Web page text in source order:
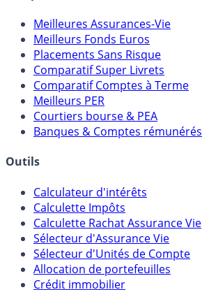
Comparatifs
Meilleures Assurances-Vie
Meilleurs Fonds Euros
Placements Sans Risque
Comparatif Super Livrets
Comparatif Comptes à Terme
Meilleurs PER
Banques & Comptes rémunérés
Outils
Calculateur d'intérêts
Calculette Impôts
Calculette Rachat Assurance Vie
Sélecteur d'Assurance Vie
Sélecteur d'Unités de Compte